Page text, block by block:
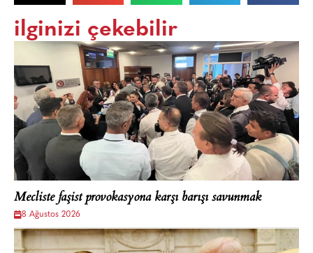
ilginizi çekebilir
Mecliste faşist provokasyona karşı barışı savunmak
8 Ağustos 2026